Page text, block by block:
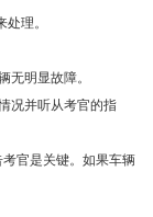
理。
无明显故障。
况并听从考官的指
官是关键。如果车辆